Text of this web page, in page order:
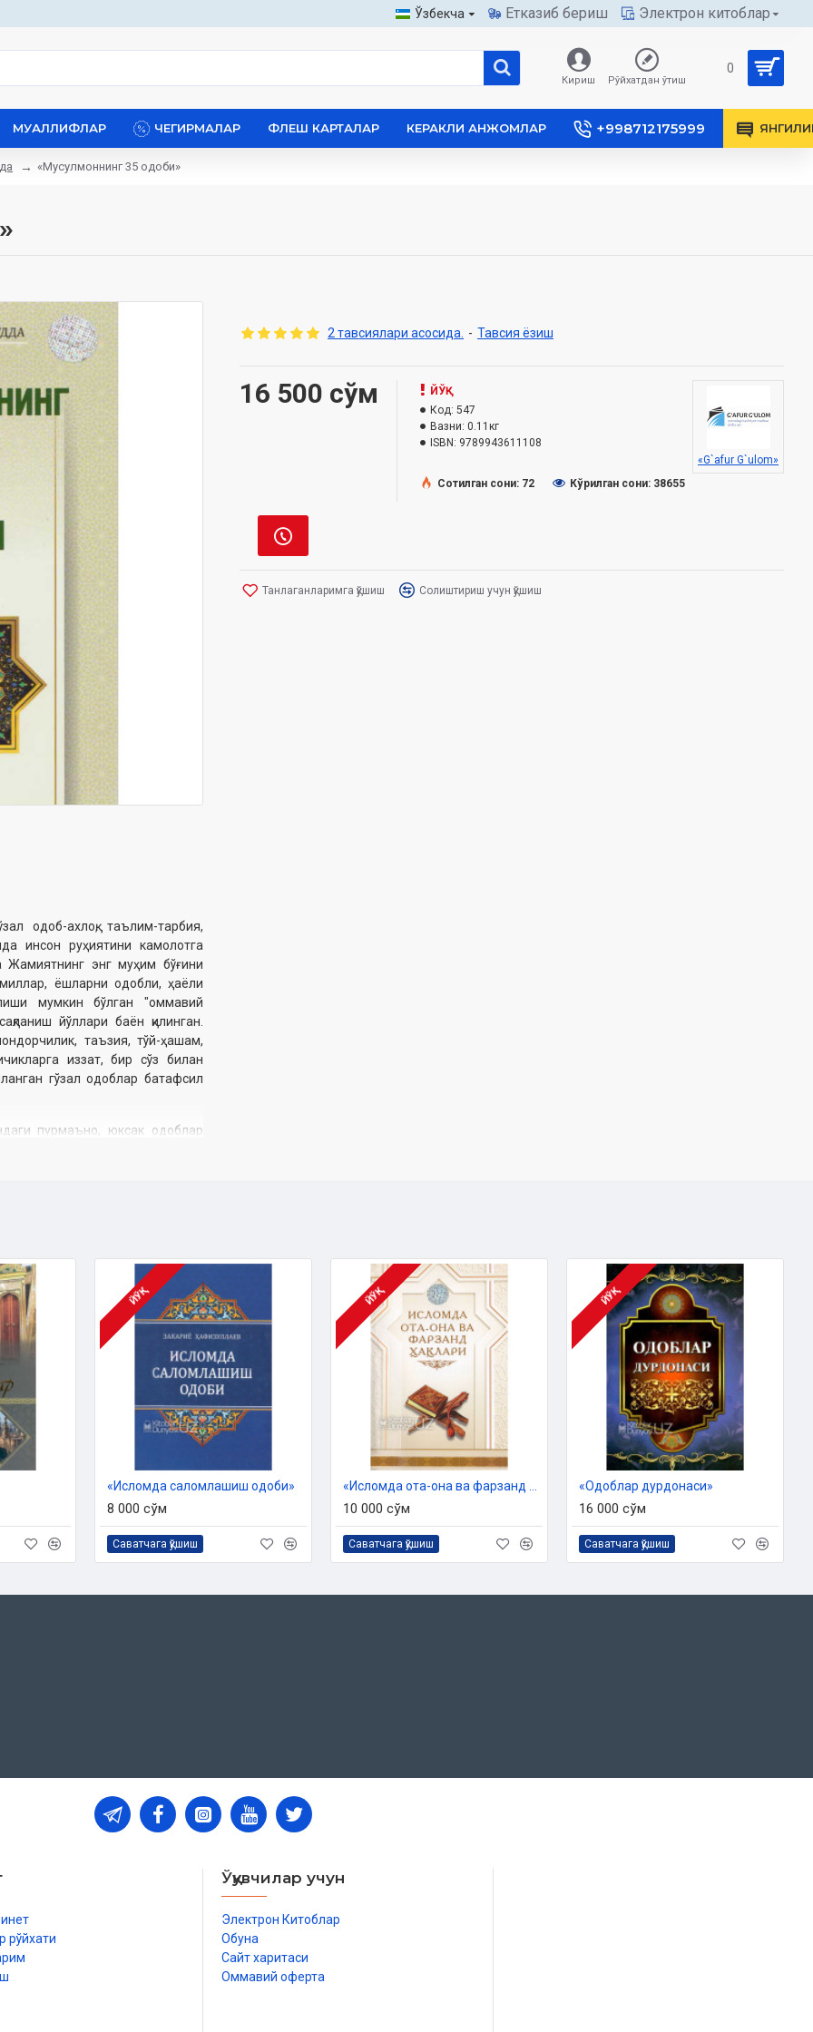
Ўзбекча Етказиб бериш Электрон китоблар
Кириш Рўйхатдан ўтиш
0
МУАЛЛИФЛАР ЧЕГИРМАЛАР ФЛЕШ КАРТАЛАР КЕРАКЛИ АНЖОМЛАР +998712175999
«Мусулмоннинг 35 одоби»
одоб-ахлоқ, таълим-тарбия,
инсон руҳиятини камолотга
Жамиятнинг энг муҳим бўғини
ёшларни одобли, ҳаёли
мумкин бўлган "оммавий
йўллари баён қилинган.
таъзия, тўй-ҳашам,
иззат, бир сўз билан
гўзал одоблар батафсил
пурмаъно, юксак одоблар
2 тавсиялари асосида. - Тавсия ёзиш
16 500 сўм
ЙЎҚ
Код: 547
Вазни: 0.11кг
ISBN: 9789943611108
«G`afur G`ulom»
Сотилган сони: 72
Кўрилган сони: 38655
Танлаганларимга қўшиш Солиштириш учун қўшиш
ЙЎҚ
«Исломда саломлашиш одоби»
8 000 сўм
Саватчага қўшиш
ЙЎҚ
10 000 сўм
Саватчага қўшиш
ЙЎҚ
«Одоблар дурдонаси»
16 000 сўм
Саватчага қўшиш
рўйхати
Ўқувчилар учун
Электрон Китоблар
Обуна
Сайт харитаси
Оммавий оферта